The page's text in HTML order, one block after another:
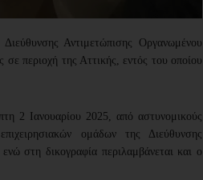
Αντιμετώπισης Οργανωμένου
σε περιοχή της Αττικής, εντός του οποίου
2 Ιανουαρίου 2025, από αστυνομικούς
ομάδων της Διεύθυνσης
στη δικογραφία περιλαμβάνεται και ο